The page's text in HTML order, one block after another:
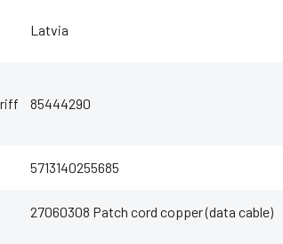
Latvia
85444290
5713140255685
27060308 Patch cord copper (data cable)